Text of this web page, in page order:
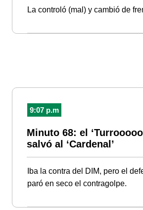
La controló (mal) y cambió de
9:07 p.m
Minuto 68: el
salvó al ‘Cardenal’
Iba la contra del DIM, pero el
paró en seco el contragolpe.